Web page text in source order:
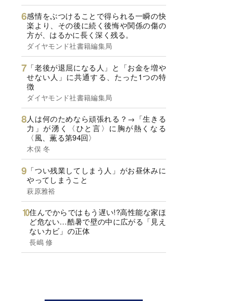
感情をぶつけることで得られる一瞬の快
楽より、その後に続く後悔や関係の傷の
方が、はるかに長く深く残る。
ダイヤモンド社書籍編集局
「老後が退屈になる人」と「お金を増や
せない人」に共通する、たった1つの特
徴
ダイヤモンド社書籍編集局
人は何のためなら頑張れる？→「生きる
力」が湧く〈ひと言〉に胸が熱くなる
〈風、薫る第94回〉
木俣 冬
「つい残業してしまう人」がお昼休みに
やってしまうこと
萩原雅裕
住んでからではもう遅い!?高性能な家ほ
ど危ない…酷暑で壁の中に広がる「見え
ないカビ」の正体
長嶋 修